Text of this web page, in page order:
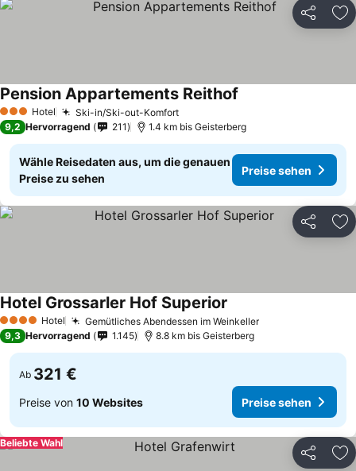
Teilen
3 SterneHotel Ski-in/Ski-out-Komfort
Pension Appartements Reithof
9,2 Hervorragend 211 1.4 km bis Geisterberg
Wähle Reisedaten aus, um die genauen
Preise zu sehen
Preise sehen
Teilen
4 Sterne Hotel Gemütliches Abendessen im Weinkeller
Hotel Grossarler Hof Superior
9,3 Hervorragend 1.145 8.8 km bis Geisterberg
Ab 321 €
Preise von 10 Websites Preise sehen
Teilen
Beliebte Wahl